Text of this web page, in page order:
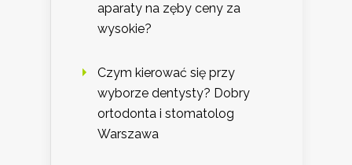
aparaty na zęby ceny za
wysokie?
Czym kierować się przy
wyborze dentysty? Dobry
ortodonta i stomatolog
Warszawa